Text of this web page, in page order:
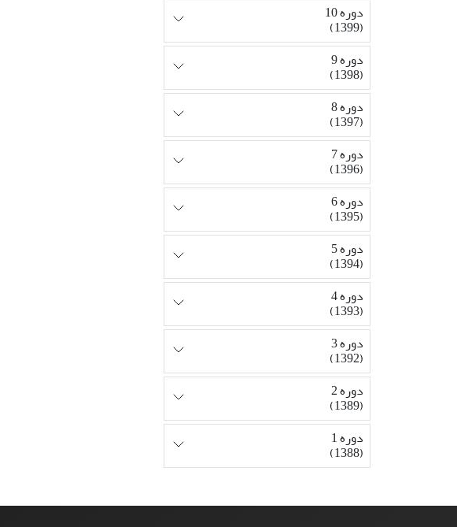
دوره 10
(1399)
دوره 9
(1398)
دوره 8
(1397)
دوره 7
(1396)
دوره 6
(1395)
دوره 5
(1394)
دوره 4
(1393)
دوره 3
(1392)
دوره 2
(1389)
دوره 1
(1388)